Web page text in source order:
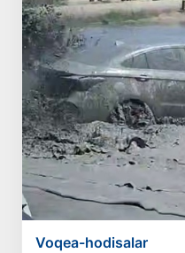
Voqea-hodisalar